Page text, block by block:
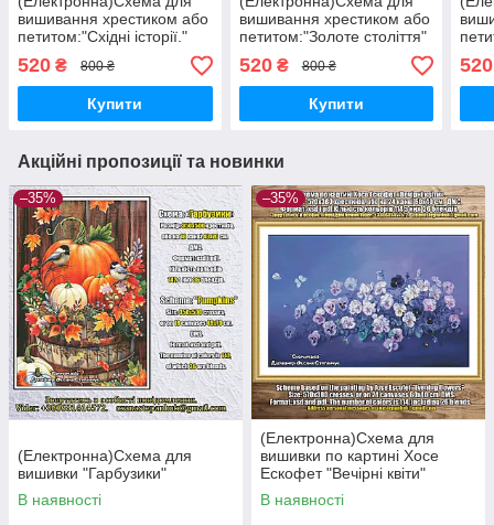
вишивання хрестиком або
петитом:"Східні історії."
520 ₴ 800 ₴
Купити
вишивання хрестиком або
петитом:"Золоте століття"
520₴ 800 ₴
Купити
520
Акційні пропозиції та новинки
–35%
(Електронна)Схема для
вишивки "Гарбузики"
В наявності
–35%
(Електронна)Схема для
вишивки по картині Хосе
Ескофет "Вечірні квіти"
В наявності